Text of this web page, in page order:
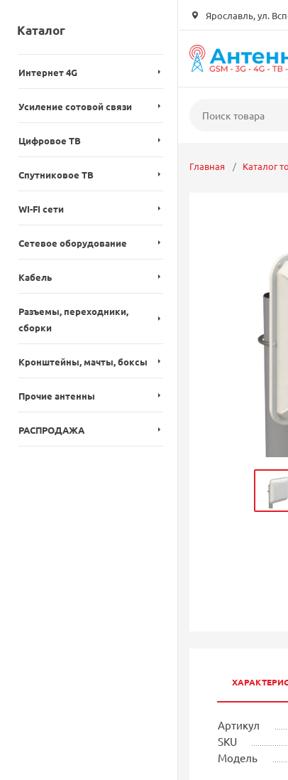
Ярославль, ул.
Каталог
Интернет 4G
Усиление сотовой связи
Цифровое ТВ
Спутниковое ТВ
WI-FI сети
Сетевое оборудование
Кабель
Разъемы, переходники,
сборки
Кронштейны, мачты, боксы
Прочие антенны
РАСПРОДАЖА
Главная Каталог
Артикул
SKU
Модель